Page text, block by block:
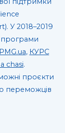
У 2018–2019
PMG.ua, КУРС
chasi.
проєкти
переможців